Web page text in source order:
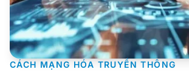
CÁCH MẠNG HÓA TRUYỀN THÔNG